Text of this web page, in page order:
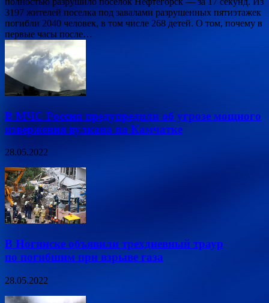
3197 жителей поселка под завалами разрушенных пятиэтажек
погибли 2040 человек, в том числе 268 детей. О том, почему в
первые часы после…
В МЧС России предупредили об угрозе мощного
извержения вулкана на Камчатке
28.05.2022
В Ногинске объявили трехдневный траур
по погибшим при взрыве газа
28.05.2022